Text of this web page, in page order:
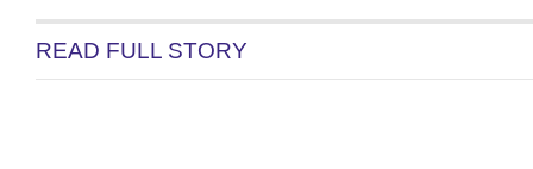
READ FULL STORY